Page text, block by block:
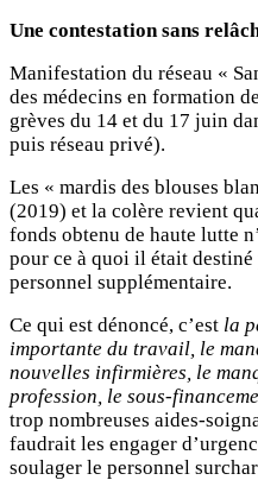
Une contestation sans
Manifestation du réseau «
des médecins en formation
grèves du 14 et du 17 juin
puis réseau privé).
Les « mardis des blouses
(2019) et la colère revient
fonds obtenu de haute lutte
pour ce à quoi il était
personnel supplémentaire.
Ce qui est dénoncé, c’est la
importante du travail, le
nouvelles infirmières, le
profession, le sous-
trop nombreuses aides-
faudrait les engager
soulager le personnel